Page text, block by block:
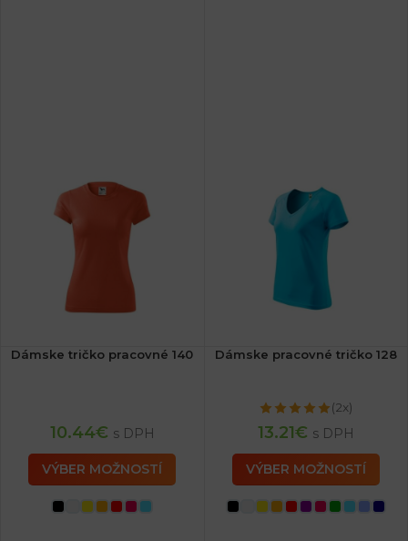
Dámske tričko pracovné 140
10.44€ s DPH
VÝBER MOŽNOSTÍ
Dámske pracovné tričko 128
(2x)
13.21€ s DPH
VÝBER MOŽNOSTÍ